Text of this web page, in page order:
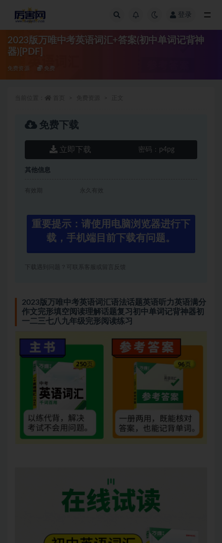
登录
2023版万唯中考英语词汇+答案(初中单词记背神
器)[PDF]
免费资源 免费
免费下载
立即下载 密码： p4pg
其他信息
有效期 永久有效
重要提示：请使用电脑浏览器进行下
载，手机端目前下载有问题。
下载遇到问题？可联系客服或留言反馈
2023版万唯中考英语词汇语法话题英语听力英语满分
作文完形填空阅读理解话题复习初中单词记背神器初
一二三七八九年级完形阅读练习